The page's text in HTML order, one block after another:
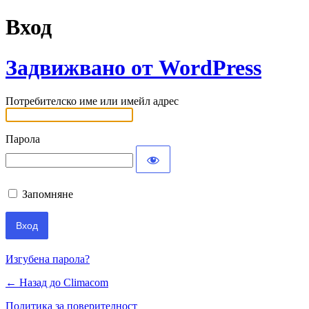
Вход
Задвижвано от WordPress
Потребителско име или имейл адрес
Парола
Запомняне
Изгубена парола?
← Назад до Climacom
Политика за поверителност